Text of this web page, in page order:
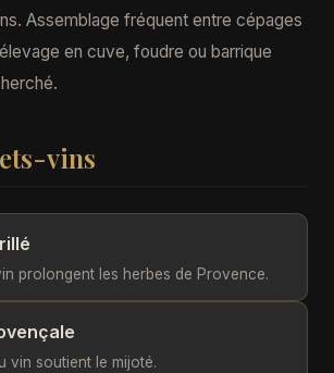
Assemblage fréquent entre cépages
en cuve, foudre ou barrique
vins
prolongent les herbes de Provence.
vin soutient le mijoté.